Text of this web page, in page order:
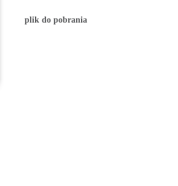
plik do pobrania